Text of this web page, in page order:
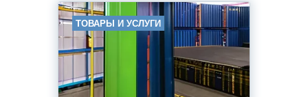
ТОВАРЫ И УСЛУГИ